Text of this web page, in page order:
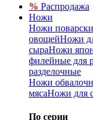
% Распродажа
Ножи
Ножи
овощейНожи
сыраНожи
филейные для
разделочные
Ножи
мясаНожи для
По серии